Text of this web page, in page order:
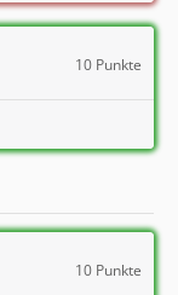
10 Punkte
10 Punkte